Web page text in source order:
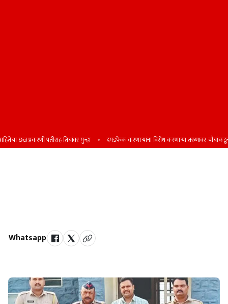
छळ प्रकरणी पतीसह तिघांवर गुन्हा दगडफेक करणार्‍यांना विरोध करणार्‍या तरुणावर चौघांकडून
Whatsapp